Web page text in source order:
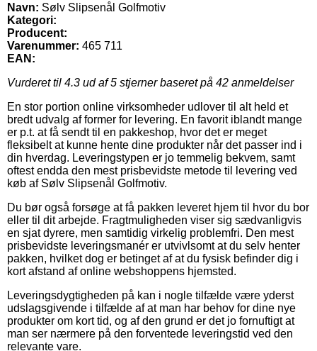
Navn: Sølv Slipsenål Golfmotiv
Kategori:
Producent:
Varenummer: 465 711
EAN:
Vurderet til 4.3 ud af 5 stjerner baseret på 42 anmeldelser
En stor portion online virksomheder udlover til alt held et
bredt udvalg af former for levering. En favorit iblandt mange
er p.t. at få sendt til en pakkeshop, hvor det er meget
fleksibelt at kunne hente dine produkter når det passer ind i
din hverdag. Leveringstypen er jo temmelig bekvem, samt
oftest endda den mest prisbevidste metode til levering ved
køb af Sølv Slipsenål Golfmotiv.
Du bør også forsøge at få pakken leveret hjem til hvor du bor
eller til dit arbejde. Fragtmuligheden viser sig sædvanligvis
en sjat dyrere, men samtidig virkelig problemfri. Den mest
prisbevidste leveringsmanér er utvivlsomt at du selv henter
pakken, hvilket dog er betinget af at du fysisk befinder dig i
kort afstand af online webshoppens hjemsted.
Leveringsdygtigheden på kan i nogle tilfælde være yderst
udslagsgivende i tilfælde af at man har behov for dine nye
produkter om kort tid, og af den grund er det jo fornuftigt at
man ser nærmere på den forventede leveringstid ved den
relevante vare.